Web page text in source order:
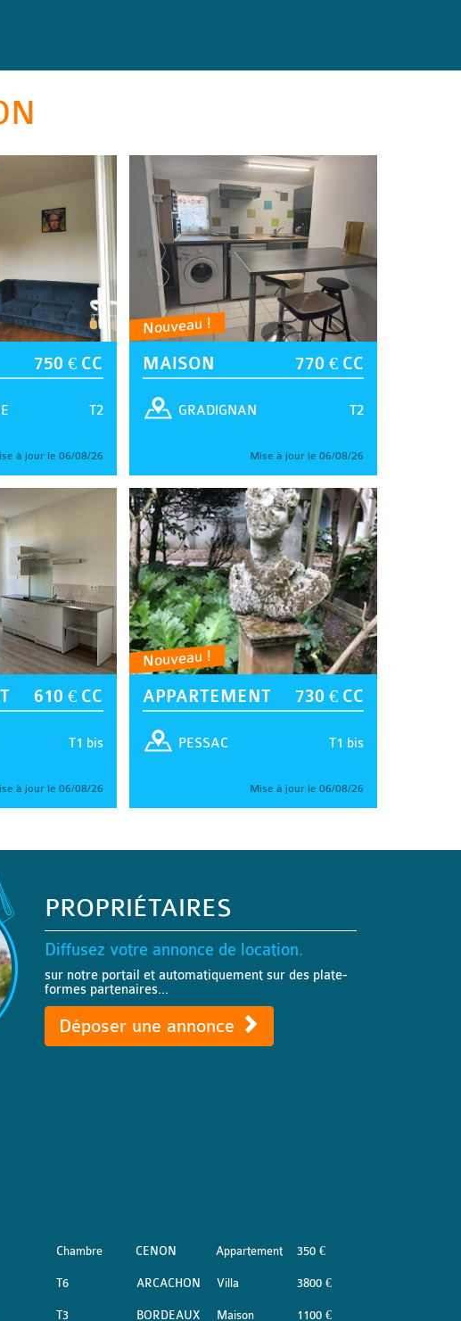
750 € CC
T2
à jour le 06/08/26
Nouveau !
MAISON 770 € CC
T2
GRADIGNAN
Mise à jour le 06/08/26
610 € CC
T1 bis
à jour le 06/08/26
Nouveau !
APPARTEMENT 730 € CC
T1 bis
PESSAC
Mise à jour le 06/08/26
PROPRIÉTAIRES
Diffusez votre annonce de location.
sur notre portail et automatiquement sur des plate-
formes partenaires...
Déposer une annonce
Chambre CENON Appartement 350 €
T6 ARCACHON Villa 3800 €
T3 BORDEAUX Maison 1100 €